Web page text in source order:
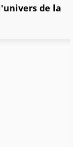
de la